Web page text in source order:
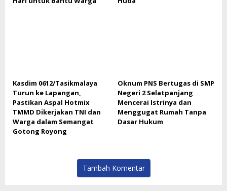
Kasdim 0612/Tasikmalaya
Turun ke Lapangan,
Pastikan Aspal Hotmix
TMMD Dikerjakan TNI dan
Warga dalam Semangat
Gotong Royong
Oknum PNS Bertugas di SMP
Negeri 2 Selatpanjang
Mencerai Istrinya dan
Menggugat Rumah Tanpa
Dasar Hukum
Tambah Komentar